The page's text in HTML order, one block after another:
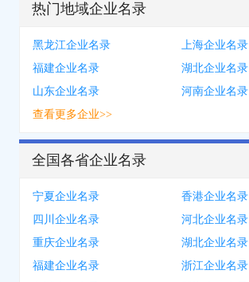
热门地域企业名录
黑龙江企业名录
上海企业名录
福建企业名录
湖北企业名录
山东企业名录
河南企业名录
查看更多企业>>
全国各省企业名录
宁夏企业名录
香港企业名录
四川企业名录
河北企业名录
重庆企业名录
湖北企业名录
福建企业名录
浙江企业名录